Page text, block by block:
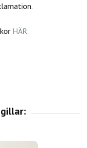
HÄR.